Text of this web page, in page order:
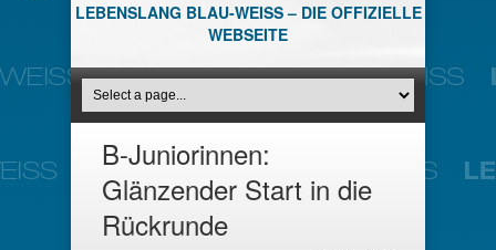
LEBENSLANG BLAU-WEISS – DIE OFFIZIELLE
WEBSEITE
B-Juniorinnen:
Glänzender Start in die
Rückrunde